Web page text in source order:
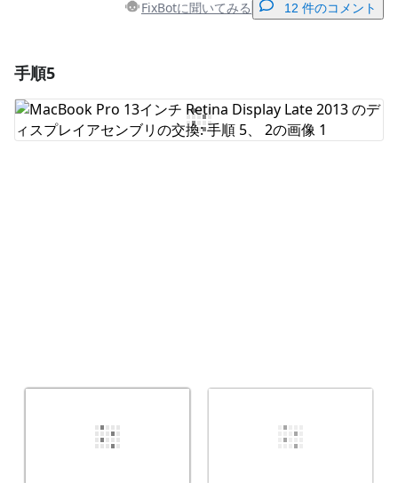
FixBotに聞いてみる 12 件のコメント
コメントを追加
手順5